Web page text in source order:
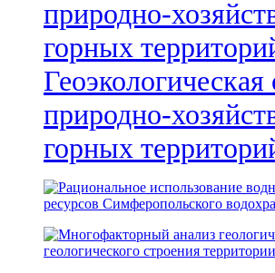
природно-
горных
ресурсов Симферопольского
геологического строения